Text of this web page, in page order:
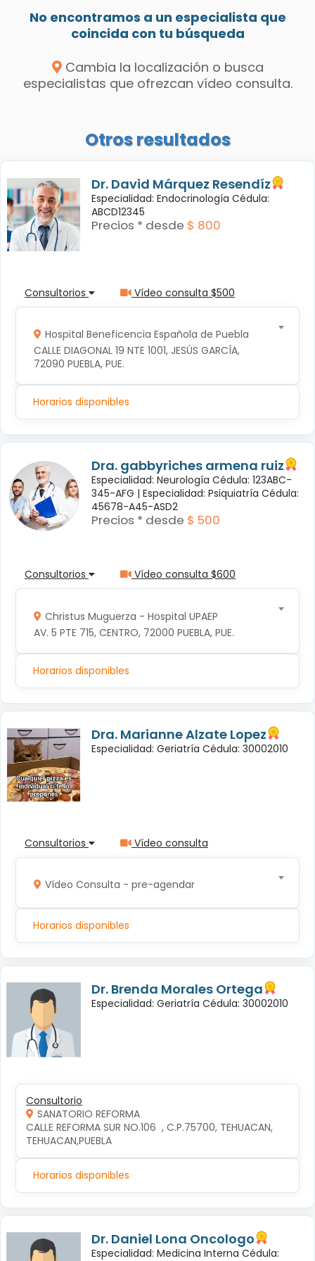
No encontramos a un especialista que
coincida con tu búsqueda
Cambia la localización o busca
especialistas que ofrezcan vídeo consulta.
Otros resultados
Dr. David Márquez Resendíz
Especialidad: Endocrinología Cédula:
ABCD12345
Precios * desde $ 800
Consultorios Vídeo consulta $500
Hospital Beneficencia Española de Puebla
CALLE DIAGONAL 19 NTE 1001, JESÚS GARCÍA,
72090 PUEBLA, PUE.
Horarios disponibles
Dra. gabbyriches armena ruiz
Especialidad: Neurología Cédula: 123ABC-
345-AFG | Especialidad: Psiquiatría Cédula:
45678-A45-ASD2
Precios * desde $ 500
Consultorios Vídeo consulta $600
Christus Muguerza - Hospital UPAEP
AV. 5 PTE 715, CENTRO, 72000 PUEBLA, PUE.
Horarios disponibles
Dra. Marianne Alzate Lopez
Especialidad: Geriatría Cédula: 30002010
Consultorios Vídeo consulta
Vídeo Consulta - pre-agendar
Horarios disponibles
Dr. Brenda Morales Ortega
Especialidad: Geriatría Cédula: 30002010
Consultorio
SANATORIO REFORMA
CALLE REFORMA SUR NO.106  , C.P.75700, TEHUACAN,
TEHUACAN,PUEBLA
Horarios disponibles
Dr. Daniel Lona Oncologo
Especialidad: Medicina Interna Cédula: